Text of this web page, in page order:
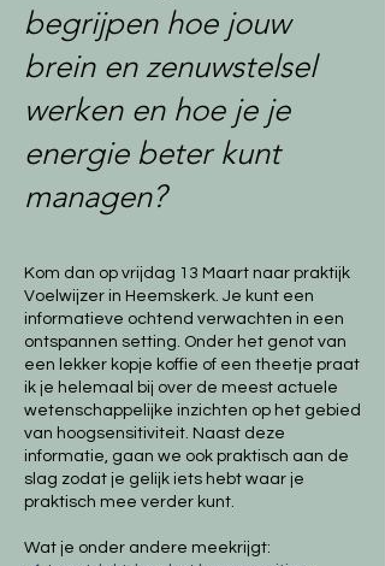
begrijpen hoe jouw
brein en zenuwstelsel
werken en hoe je je
energie beter kunt
managen?
Kom dan op vrijdag 13 Maart naar praktijk
Voelwijzer in Heemskerk. Je kunt een
informatieve ochtend verwachten in een
ontspannen setting. Onder het genot van
een lekker kopje koffie of een theetje praat
ik je helemaal bij over de meest actuele
wetenschappelijke inzichten op het gebied
van hoogsensitiviteit. Naast deze
informatie, gaan we ook praktisch aan de
slag zodat je gelijk iets hebt waar je
praktisch mee verder kunt.
Wat je onder andere meekrijgt: